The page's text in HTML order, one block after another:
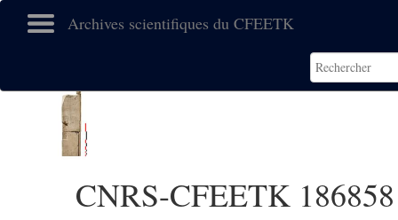
Archives scientifiques du CFEETK
CNRS-CFEETK 186858